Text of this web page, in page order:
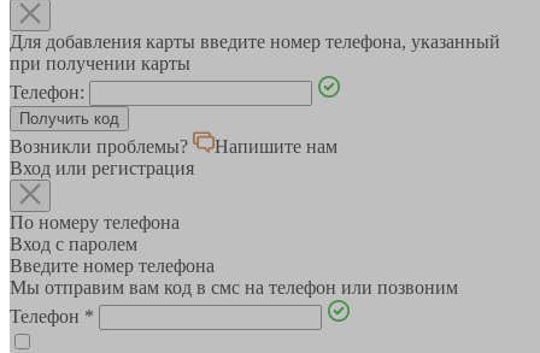
Для добавления карты введите номер телефона, указанный
при получении карты
Телефон:
Возникли проблемы?
Напишите нам
Вход или регистрация
По номеру телефона
Вход с паролем
Введите номер телефона
Мы отправим вам код в смс на телефон или позвоним
Телефон *